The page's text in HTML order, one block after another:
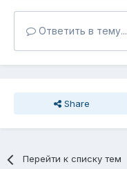
Ответить в тему...
Share
Перейти к списку тем